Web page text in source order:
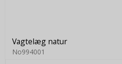
Vagtelæg natur
No994001